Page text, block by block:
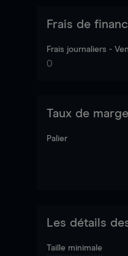
Frais de
Frais journaliers -
0
Taux de marge
Palier
Les détails
Taille minimale